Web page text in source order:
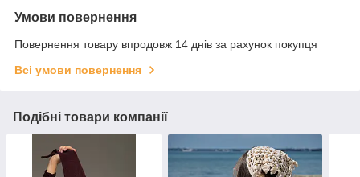
Умови повернення
Повернення товару впродовж 14 днів за рахунок покупця
Всі умови повернення
Подібні товари компанії